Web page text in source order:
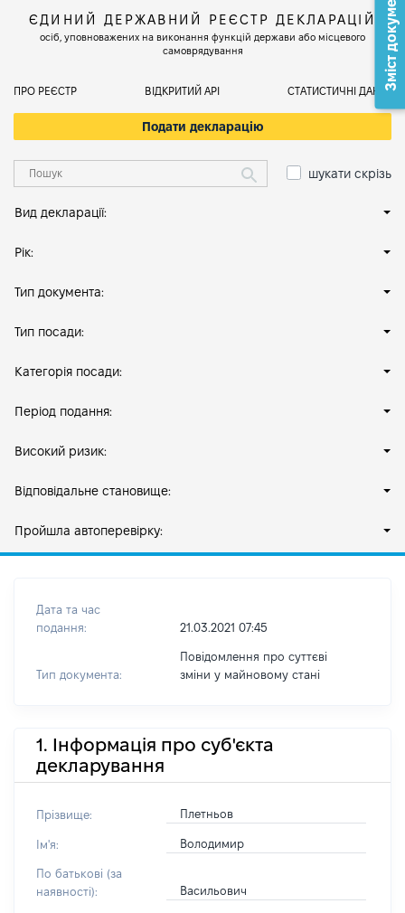
ЄДИНИЙ ДЕРЖАВНИЙ РЕЄСТР ДЕКЛАРАЦІЙ
осіб, уповноважених на виконання функцій держави або місцевого
самоврядування
ПРО РЕЄСТР ВІДКРИТИЙ АРІ СТАТИСТИЧНІ ДАНІ
Подати декларацію
шукати скрізь
Вид декларації:
Рік:
Тип документа:
Тип посади:
Категорія посади:
Період подання:
Високий ризик:
Відповідальне становище:
Пройшла автоперевірку:
Дата та час
подання:
21.03.2021 07:45
Тип документа:
Повідомлення про суттєві
зміни y майновому стані
1. Інформація про суб'єкта
декларування
Прізвище: Плетньов
Ім'я: Володимир
По батькові (за
наявності):
Васильович
Зміст документа